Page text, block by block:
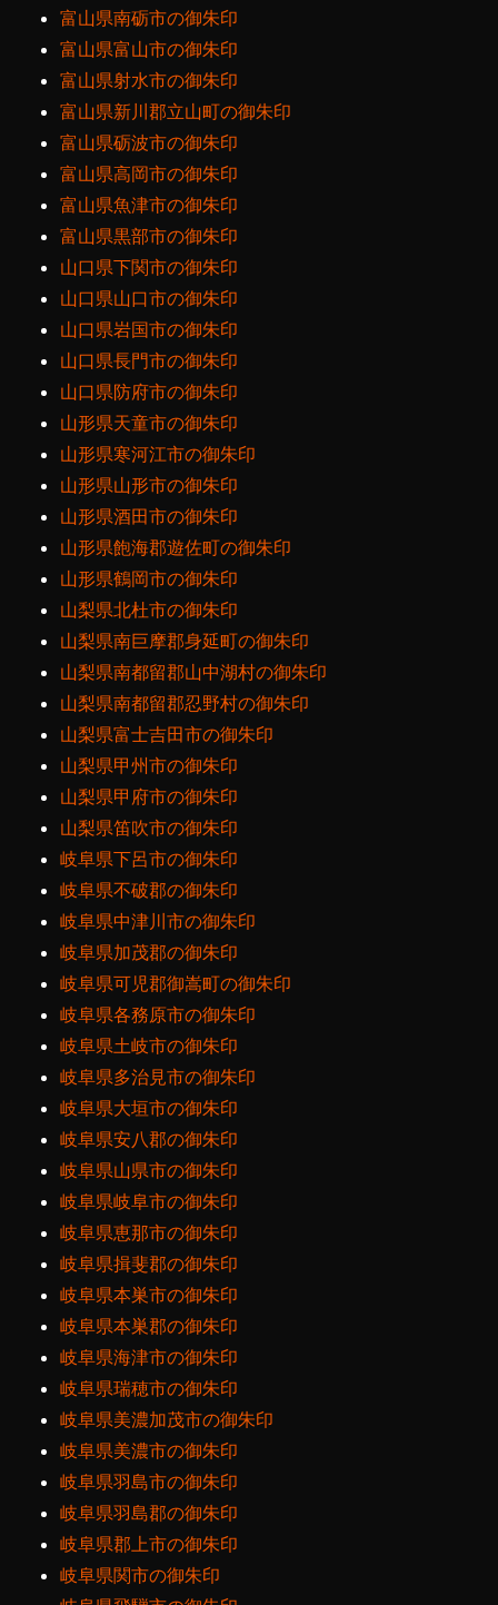
富山県南砺市の御朱印
富山県富山市の御朱印
富山県射水市の御朱印
富山県新川郡立山町の御朱印
富山県砺波市の御朱印
富山県高岡市の御朱印
富山県魚津市の御朱印
富山県黒部市の御朱印
山口県下関市の御朱印
山口県山口市の御朱印
山口県岩国市の御朱印
山口県長門市の御朱印
山口県防府市の御朱印
山形県天童市の御朱印
山形県寒河江市の御朱印
山形県山形市の御朱印
山形県酒田市の御朱印
山形県飽海郡遊佐町の御朱印
山形県鶴岡市の御朱印
山梨県北杜市の御朱印
山梨県南巨摩郡身延町の御朱印
山梨県南都留郡山中湖村の御朱印
山梨県南都留郡忍野村の御朱印
山梨県富士吉田市の御朱印
山梨県甲州市の御朱印
山梨県甲府市の御朱印
山梨県笛吹市の御朱印
岐阜県下呂市の御朱印
岐阜県不破郡の御朱印
岐阜県中津川市の御朱印
岐阜県加茂郡の御朱印
岐阜県可児郡御嵩町の御朱印
岐阜県各務原市の御朱印
岐阜県土岐市の御朱印
岐阜県多治見市の御朱印
岐阜県大垣市の御朱印
岐阜県安八郡の御朱印
岐阜県山県市の御朱印
岐阜県岐阜市の御朱印
岐阜県恵那市の御朱印
岐阜県揖斐郡の御朱印
岐阜県本巣市の御朱印
岐阜県本巣郡の御朱印
岐阜県海津市の御朱印
岐阜県瑞穂市の御朱印
岐阜県美濃加茂市の御朱印
岐阜県美濃市の御朱印
岐阜県羽島市の御朱印
岐阜県羽島郡の御朱印
岐阜県郡上市の御朱印
岐阜県関市の御朱印